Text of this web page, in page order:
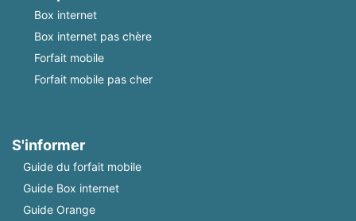
Box internet
Box internet pas chère
Forfait mobile
Forfait mobile pas cher
S'informer
Guide du forfait mobile
Guide Box internet
Guide Orange